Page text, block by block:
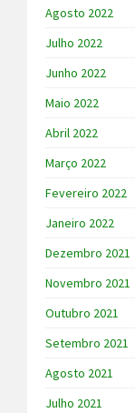
Agosto 2022
Julho 2022
Junho 2022
Maio 2022
Abril 2022
Março 2022
Fevereiro 2022
Janeiro 2022
Dezembro 2021
Novembro 2021
Outubro 2021
Setembro 2021
Agosto 2021
Julho 2021